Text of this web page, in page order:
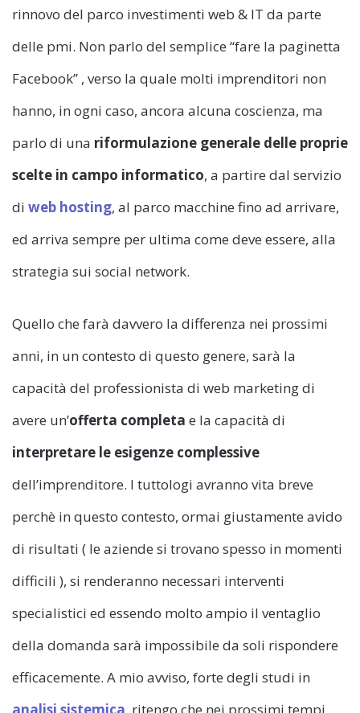
rinnovo del parco investimenti web & IT da parte
delle pmi. Non parlo del semplice “fare la paginetta
Facebook” , verso la quale molti imprenditori non
hanno, in ogni caso, ancora alcuna coscienza, ma
parlo di una riformulazione generale delle proprie
scelte in campo informatico, a partire dal servizio
di web hosting, al parco macchine fino ad arrivare,
ed arriva sempre per ultima come deve essere, alla
strategia sui social network.
Quello che farà davvero la differenza nei prossimi
anni, in un contesto di questo genere, sarà la
capacità del professionista di web marketing di
avere un’offerta completa e la capacità di
interpretare le esigenze complessive
dell’imprenditore. I tuttologi avranno vita breve
perchè in questo contesto, ormai giustamente avido
di risultati ( le aziende si trovano spesso in momenti
difficili ), si renderanno necessari interventi
specialistici ed essendo molto ampio il ventaglio
della domanda sarà impossibile da soli rispondere
efficacemente. A mio avviso, forte degli studi in
analisi sistemica, ritengo che nei prossimi tempi